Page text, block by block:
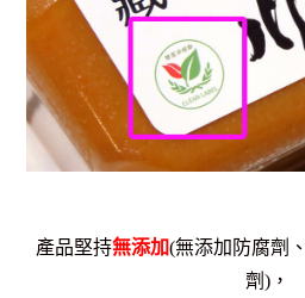
產品堅持無添加(無添加防腐劑
劑)，